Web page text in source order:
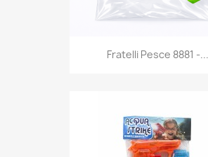
Anteprima
Fratelli Pesce 8881 -...